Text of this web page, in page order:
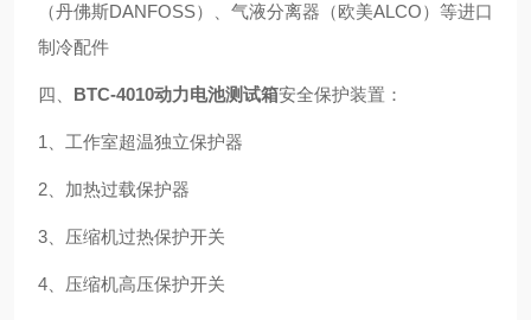
（丹佛斯DANFOSS）、气液分离器（欧美ALCO）等进口
制冷配件
四、 BTC-4010动力电池测试箱安全保护装置：
1、工作室超温独立保护器
2、加热过载保护器
3、压缩机过热保护开关
4、压缩机高压保护开关